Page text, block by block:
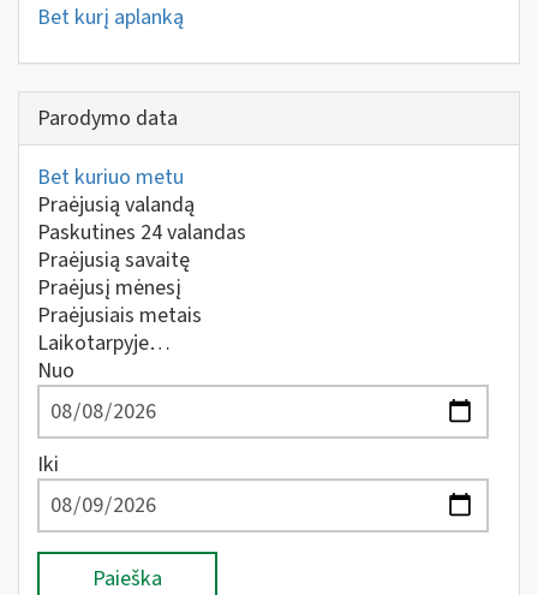
Bet kurį aplanką
Parodymo data
Bet kuriuo metu
Praėjusią valandą
Paskutines 24 valandas
Praėjusią savaitę
Praėjusį mėnesį
Praėjusiais metais
Laikotarpyje…
Nuo
Iki
Paieška